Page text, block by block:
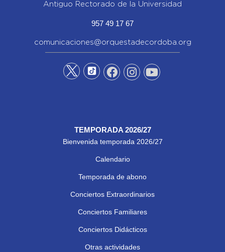
Antiguo Rectorado de la Universidad
957 49 17 67
comunicaciones@orquestadecordoba.org
TEMPORADA 2026/27
Bienvenida temporada 2026/27
Calendario
Temporada de abono
Conciertos Extraordinarios
Conciertos Familiares
Conciertos Didácticos
Otras actividades